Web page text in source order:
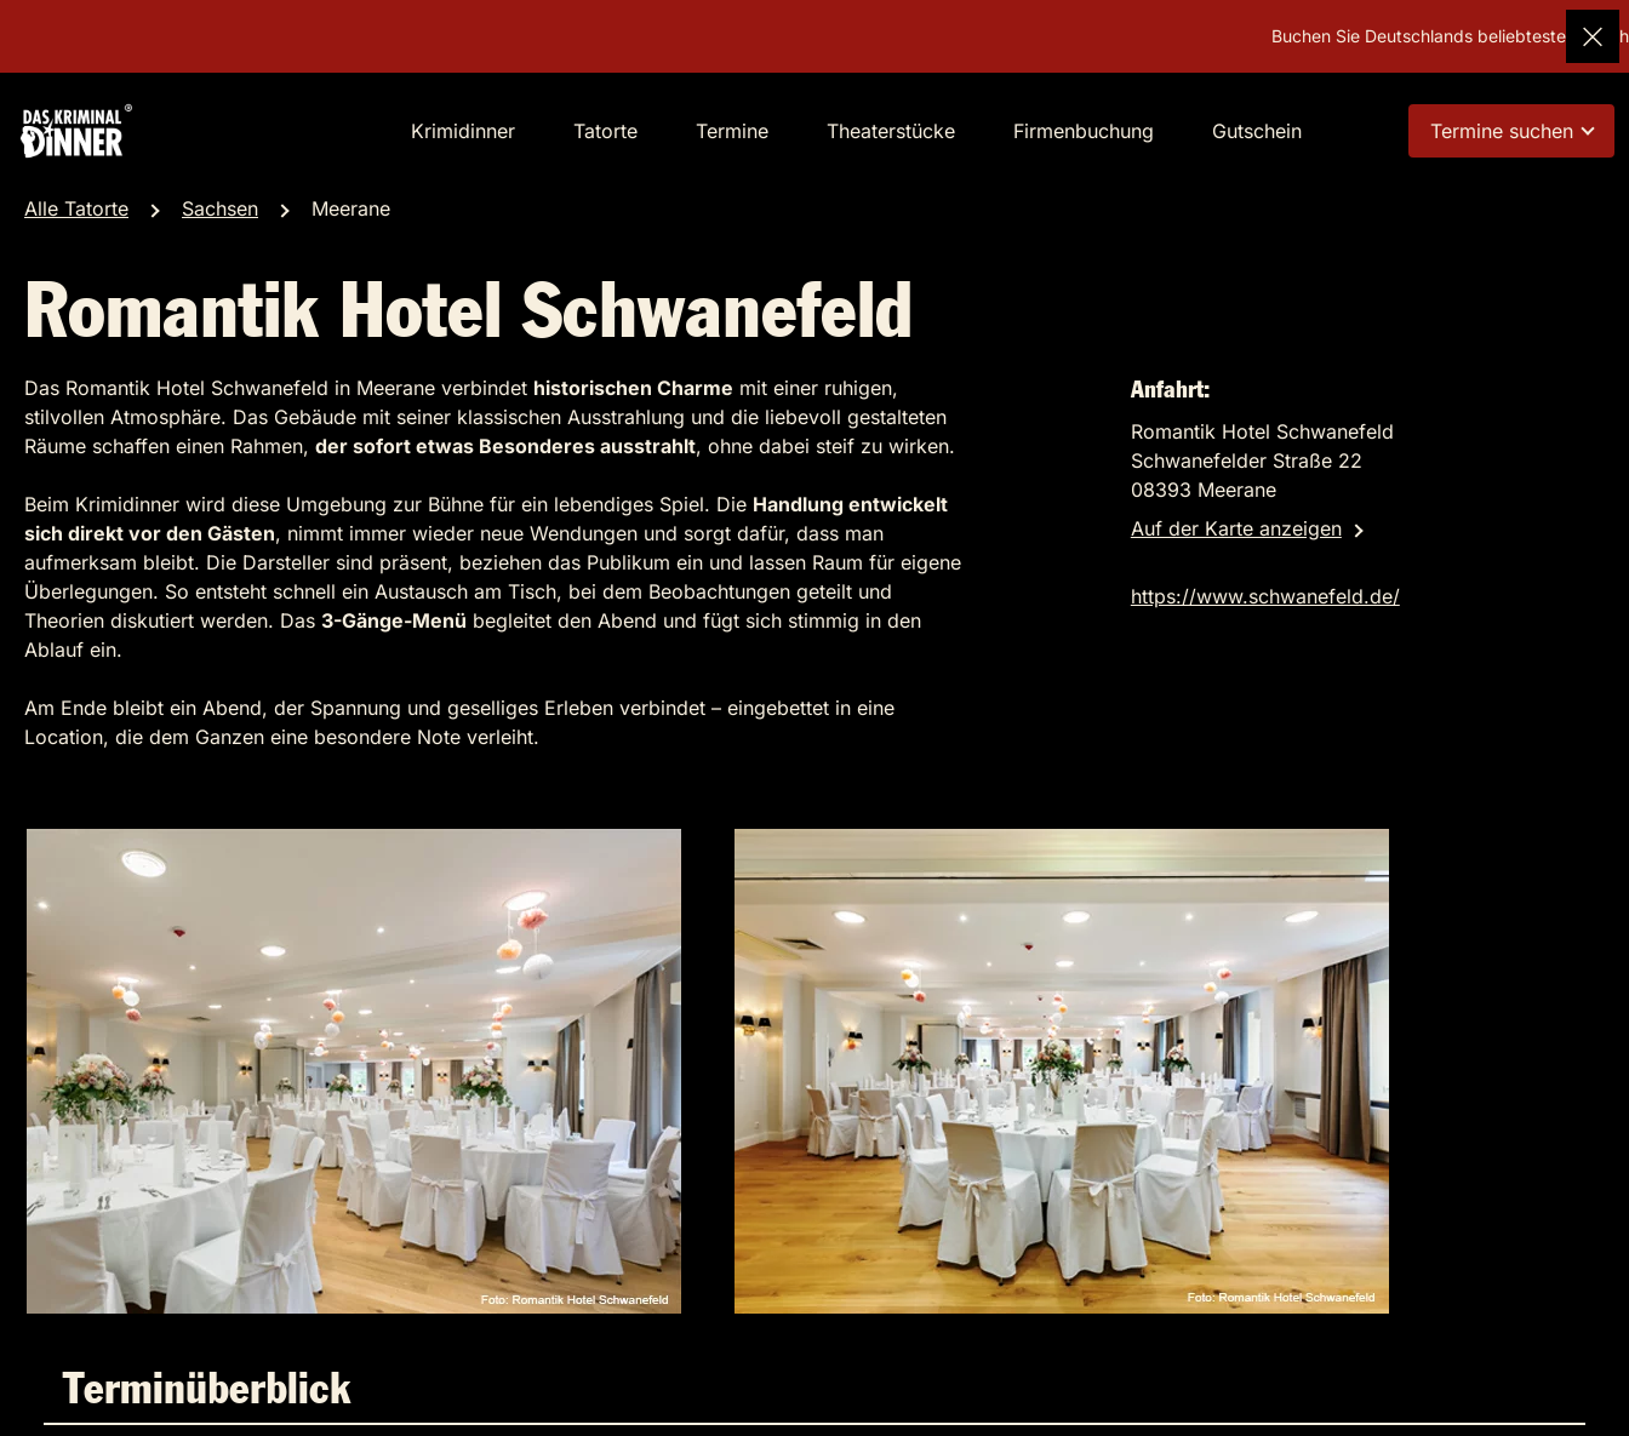
Buchen Sie Deutschlands beliebtestes Geschenk!
Krimidinner Tatorte Termine Theaterstücke Firmenbuchung Gutschein Termine suchen
Alle Tatorte Sachsen Meerane
Romantik Hotel Schwanefeld
Das Romantik Hotel Schwanefeld in Meerane verbindet historischen Charme mit einer ruhigen,
stilvollen Atmosphäre. Das Gebäude mit seiner klassischen Ausstrahlung und die liebevoll gestalteten
Räume schaffen einen Rahmen, der sofort etwas Besonderes ausstrahlt, ohne dabei steif zu wirken.
Beim Krimidinner wird diese Umgebung zur Bühne für ein lebendiges Spiel. Die Handlung entwickelt
sich direkt vor den Gästen, nimmt immer wieder neue Wendungen und sorgt dafür, dass man
aufmerksam bleibt. Die Darsteller sind präsent, beziehen das Publikum ein und lassen Raum für eigene
Überlegungen. So entsteht schnell ein Austausch am Tisch, bei dem Beobachtungen geteilt und
Theorien diskutiert werden. Das 3-Gänge-Menü begleitet den Abend und fügt sich stimmig in den
Ablauf ein.
Am Ende bleibt ein Abend, der Spannung und geselliges Erleben verbindet – eingebettet in eine
Location, die dem Ganzen eine besondere Note verleiht.
Anfahrt:
Romantik Hotel Schwanefeld
Schwanefelder Straße 22
08393 Meerane
Auf der Karte anzeigen
https://www.schwanefeld.de/
Terminüberblick